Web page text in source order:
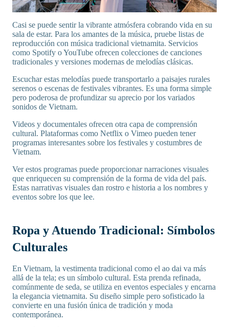
Casi se puede sentir la vibrante atmósfera cobrando vida en su
sala de estar. Para los amantes de la música, pruebe listas de
reproducción con música tradicional vietnamita. Servicios
como Spotify o YouTube ofrecen colecciones de canciones
tradicionales y versiones modernas de melodías clásicas.
Escuchar estas melodías puede transportarlo a paisajes rurales
serenos o escenas de festivales vibrantes. Es una forma simple
pero poderosa de profundizar su aprecio por los variados
sonidos de Vietnam.
Videos y documentales ofrecen otra capa de comprensión
cultural. Plataformas como Netflix o Vimeo pueden tener
programas interesantes sobre los festivales y costumbres de
Vietnam.
Ver estos programas puede proporcionar narraciones visuales
que enriquecen su comprensión de la forma de vida del país.
Estas narrativas visuales dan rostro e historia a los nombres y
eventos sobre los que lee.
Ropa y Atuendo Tradicional: Símbolos
Culturales
En Vietnam, la vestimenta tradicional como el ao dai va más
allá de la tela; es un símbolo cultural. Esta prenda refinada,
comúnmente de seda, se utiliza en eventos especiales y encarna
la elegancia vietnamita. Su diseño simple pero sofisticado la
convierte en una fusión única de tradición y moda
contemporánea.